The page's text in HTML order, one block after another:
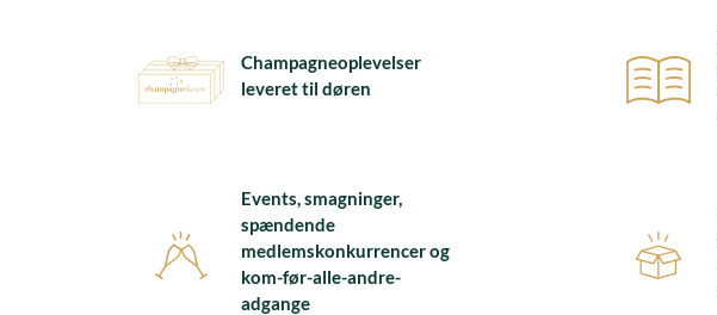
Champagneoplevelser
leveret til døren
Events, smagninger,
spændende
medlemskonkurrencer og
kom-før-alle-andre-
adgange